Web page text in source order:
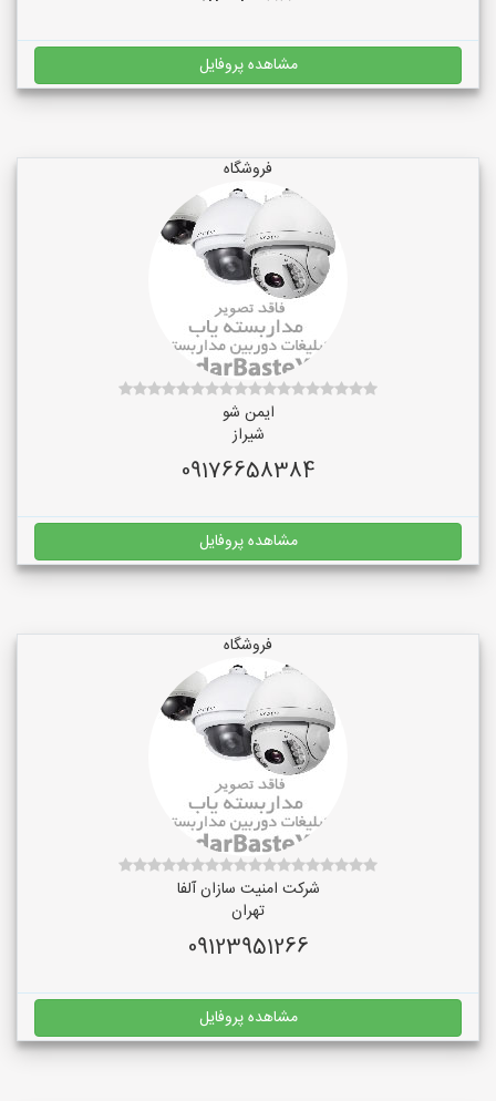
مشاهده پروفایل
فروشگاه
ایمن شو
شیراز
09176658384
مشاهده پروفایل
فروشگاه
شرکت امنیت سازان آلفا
تهران
09123951266
مشاهده پروفایل